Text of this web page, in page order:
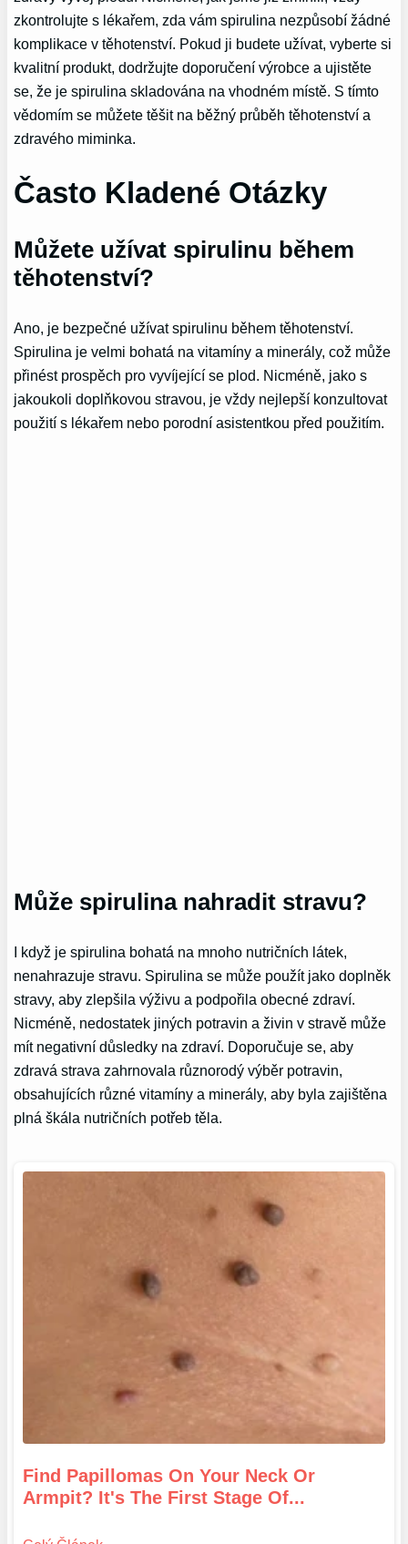
zkontrolujte s lékařem, zda vám spirulina nezpůsobí žádné
komplikace v těhotenství. Pokud ji budete užívat, vyberte si
kvalitní produkt, dodržujte doporučení výrobce a ujistěte
se, že je spirulina skladována na vhodném místě. S tímto
vědomím se můžete těšit na běžný průběh těhotenství a
zdravého miminka.
Často Kladené Otázky
Můžete užívat spirulinu během
těhotenství?
Ano, je bezpečné užívat spirulinu během těhotenství.
Spirulina je velmi bohatá na vitamíny a minerály, což může
přinést prospěch pro vyvíjející se plod. Nicméně, jako s
jakoukoli doplňkovou stravou, je vždy nejlepší konzultovat
použití s lékařem nebo porodní asistentkou před použitím.
Může spirulina nahradit stravu?
I když je spirulina bohatá na mnoho nutričních látek,
nenahrazuje stravu. Spirulina se může použít jako doplněk
stravy, aby zlepšila výživu a podpořila obecné zdraví.
Nicméně, nedostatek jiných potravin a živin v stravě může
mít negativní důsledky na zdraví. Doporučuje se, aby
zdravá strava zahrnovala různorodý výběr potravin,
obsahujících různé vitamíny a minerály, aby byla zajištěna
plná škála nutričních potřeb těla.
Find Papillomas On Your Neck Or
Armpit? It's The First Stage Of...